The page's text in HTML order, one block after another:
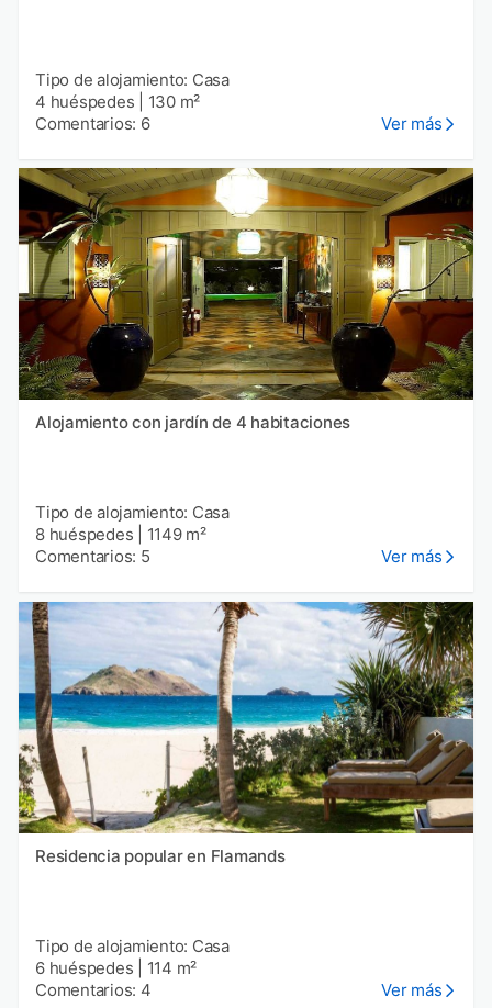
Tipo de alojamiento: Casa
4 huéspedes
130 m²
Comentarios: 6
Ver más
Alojamiento con jardín de 4 habitaciones
Tipo de alojamiento: Casa
8 huéspedes
1149 m²
Comentarios: 5
Ver más
Residencia popular en Flamands
Tipo de alojamiento: Casa
6 huéspedes
114 m²
Comentarios: 4
Ver más